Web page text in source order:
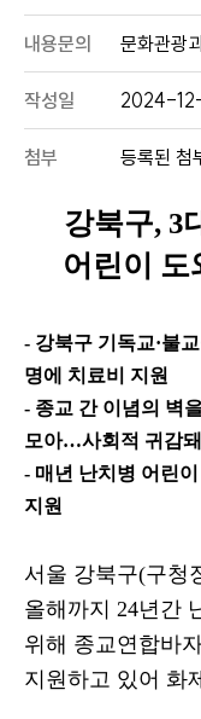
내용문의 문화관광
작성일 2024-
첨부 등록된 첨
강북구, 3
어린이 도
- 강북구 기독교·불교
명에 치료비 지원
- 종교 간 이념의 벽
모아…사회적 귀감돼
- 매년 난치병 어린
지원
서울 강북구(구청
올해까지 24년간
위해 종교연합바
지원하고 있어 화